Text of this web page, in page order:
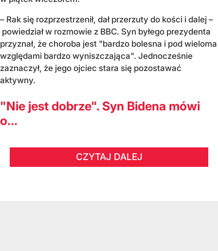
– Rak się rozprzestrzenił, dał przerzuty do kości i dalej –
powiedział w rozmowie z BBC. Syn byłego prezydenta
przyznał, że choroba jest "bardzo bolesna i pod wieloma
względami bardzo wyniszczająca". Jednocześnie
zaznaczył, że jego ojciec stara się pozostawać
aktywny.
"Nie jest dobrze". Syn Bidena mówi
o...
CZYTAJ DALEJ